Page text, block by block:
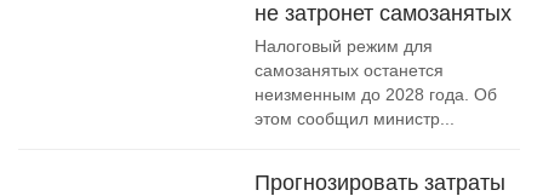
не затронет самозанятых
Налоговый режим для
самозанятых останется
неизменным до 2028 года. Об
этом сообщил министр...
Прогнозировать затраты